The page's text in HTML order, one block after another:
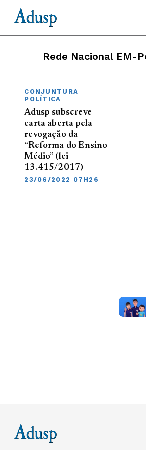
Rede Nacional EM-
CONJUNTURA
POLÍTICA
Adusp subscreve
carta aberta pela
revogação da
“Reforma do Ensino
Médio” (lei
13.415/2017)
23/06/2022 07H26